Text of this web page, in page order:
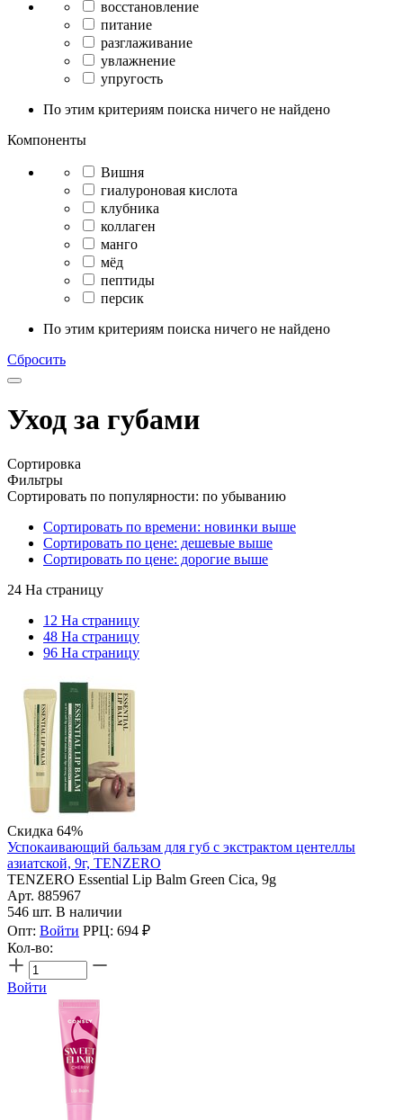
восстановление
питание
разглаживание
увлажнение
упругость
По этим критериям поиска ничего не найдено
Компоненты
Вишня
гиалуроновая кислота
клубника
коллаген
манго
мёд
пептиды
персик
По этим критериям поиска ничего не найдено
Сбросить
Уход за губами
Сортировка
Фильтры
Сортировать по популярности: по убыванию
Сортировать по времени: новинки выше
Сортировать по цене: дешевые выше
Сортировать по цене: дорогие выше
24 На страницу
12 На страницу
48 На страницу
96 На страницу
Скидка 64%
Успокаивающий бальзам для губ с экстрактом центеллы
азиатской, 9г, TENZERO
TENZERO Essential Lip Balm Green Cica, 9g
Арт. 885967
546 шт. В наличии
Опт: Войти РРЦ: 694 ₽
Кол-во:
Войти